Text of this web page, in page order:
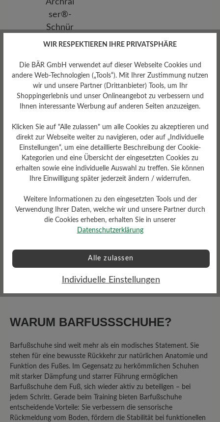
Vibram® Terrain-Gummi-
Sohle (6 mm) mit Stollenprofil
und Archraiser®-Schnürung
Bewertungen lesen
1 von 1 Bewertungen
Durchschnittliche Bewertung
5 von 5 Sternen
Sehr gut (0) 0%
Unbefriedigend (0)
Bewerten Sie dieses Produkt!
Teilen Sie Ihre Erfahrungen mit anderen
Kunden.
WARUM BARFUSSSCHUHE?
Barfußschuhe sind weit mehr als ein modisches Statement. Sie
stehen für eine bewusste Rückkehr zur natürlichen Anatomie und
Funktion des Fußes. Im Gegensatz zu herkömmlichen Schuhen
mit starker Dämpfung und starrer Führung ermöglichen
Barfußschuhe dem Fuß, sich wieder aktiv zu beteiligen – bei
jedem Schritt. Gerade beim Training bieten Barfußschuhe
entscheidende Vorteile: Sie verbessern die sensorische
Rückmeldung vom Boden, fördern die Stabilität bei funktionellen
WIR RESPEKTIEREN IHRE PRIVATSPHÄRE
Die BÄR GmbH verwendet auf dieser Webseite Cookies und
andere Web-Technologien („Tools“). Mit Ihrer Zustimmung nutzen
wir und unsere Partner (Drittanbieter) Tools, um Ihr
Shoppingerlebnis und unser Onlineangebot zu verbessern und
Ihnen interessante Werbung auf anderen Seiten anzuzeigen.
Klicken Sie auf "Alle zulassen" um alle Cookies zu akzeptieren und
direkt zur Webseite weiter zu navigieren, oder auf „Individuelle
Einstellungen“, um eine detaillierte Beschreibung der Cookie-
Kategorien und eine Übersicht der eingesetzten Cookies zu
erhalten sowie eine individuelle Auswahl zu treffen. Sie können
Ihre Einwilligung später jederzeit ändern / widerrufen.
Weitere Informationen zu den eingesetzten Tools und der
Verwendung Ihrer Daten, welche wir und unsere Partner durch
die Cookies erheben, erhalten Sie in unserer
Datenschutzerklärung
Alle zulassen
Individuelle Einstellungen